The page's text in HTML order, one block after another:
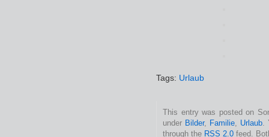
Tags: Urlaub
This entry was posted on
under Bilder, Familie Urlaub
through the RSS 2.0 feed.